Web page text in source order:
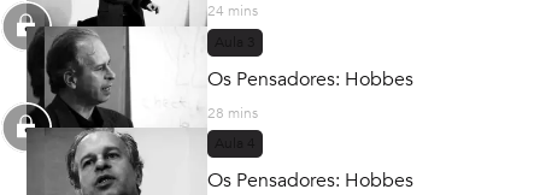
24 mins
Os Pensadores: Hobbes
28 mins
Os Pensadores: Hobbes